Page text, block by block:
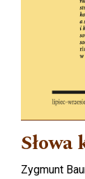
Słowa
Zygmunt